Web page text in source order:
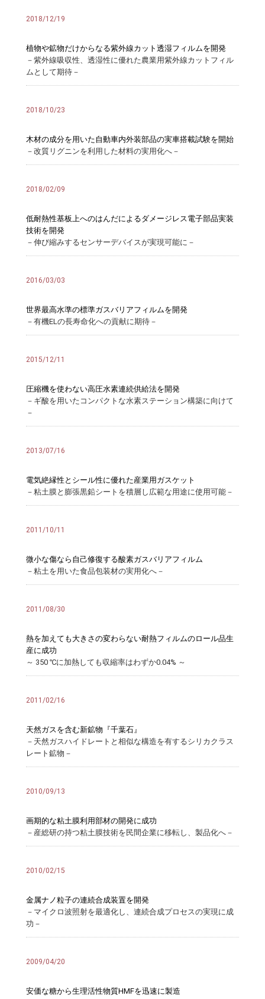
2018/12/19
植物や鉱物だけからなる紫外線カット透湿フィルムを開発
－紫外線吸収性、透湿性に優れた農業用紫外線カットフィル
ムとして期待－
2018/10/23
木材の成分を用いた自動車内外装部品の実車搭載試験を開始
－改質リグニンを利用した材料の実用化へ－
2018/02/09
低耐熱性基板上へのはんだによるダメージレス電子部品実装
技術を開発
－伸び縮みするセンサーデバイスが実現可能に－
2016/03/03
世界最高水準の標準ガスバリアフィルムを開発
－有機ELの長寿命化への貢献に期待－
2015/12/11
圧縮機を使わない高圧水素連続供給法を開発
－ギ酸を用いたコンパクトな水素ステーション構築に向けて
－
2013/07/16
電気絶縁性とシール性に優れた産業用ガスケット
－粘土膜と膨張黒鉛シートを積層し広範な用途に使用可能－
2011/10/11
微小な傷なら自己修復する酸素ガスバリアフィルム
－粘土を用いた食品包装材の実用化へ－
2011/08/30
熱を加えても大きさの変わらない耐熱フィルムのロール品生
産に成功
～ 350 ℃に加熱しても収縮率はわずか0.04% ～
2011/02/16
天然ガスを含む新鉱物『千葉石』
－天然ガスハイドレートと相似な構造を有するシリカクラス
レート鉱物－
2010/09/13
画期的な粘土膜利用部材の開発に成功
－産総研の持つ粘土膜技術を民間企業に移転し、製品化へ－
2010/02/15
金属ナノ粒子の連続合成装置を開発
－マイクロ波照射を最適化し、連続合成プロセスの実現に成
功－
2009/04/20
安価な糖から生理活性物質HMFを迅速に製造